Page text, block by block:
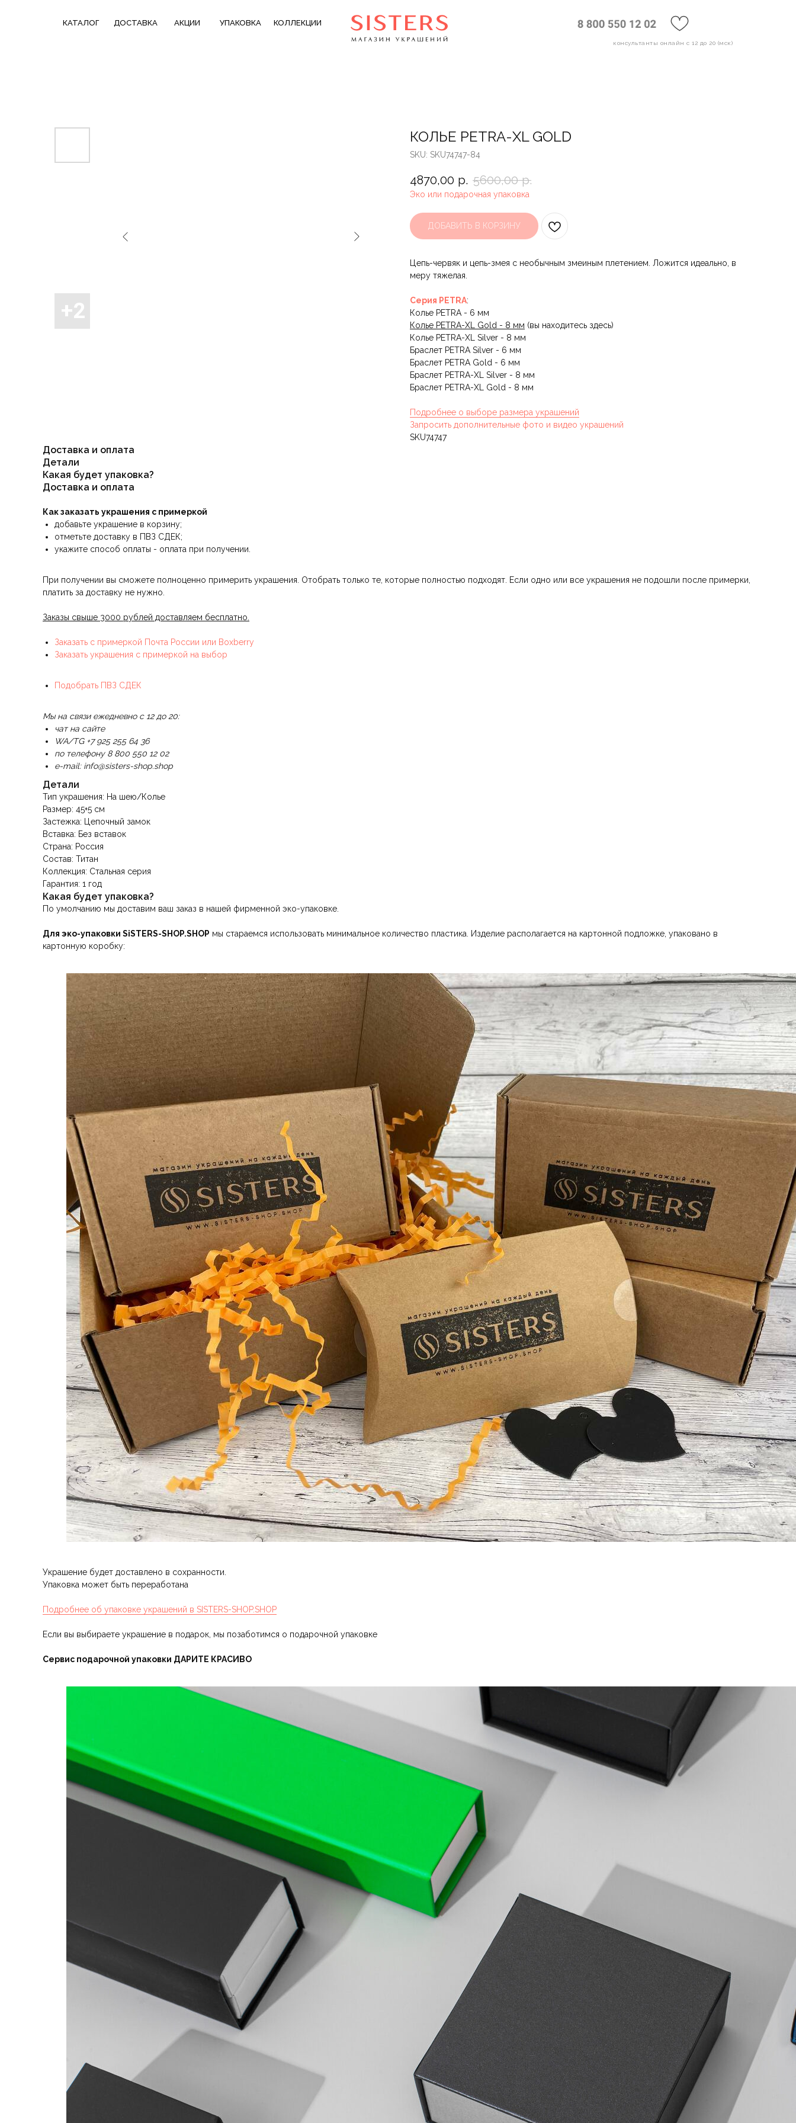
КАТАЛОГ УПАКОВКА КОЛЛЕКЦИИ
ДОСТАВКА
консультанты онлайн с 12 до 20 (мск)
АКЦИИ
КОЛЬЕ PETRA-XL GOLD
SKU: SKU74747-84
4870,00 р. 5600,00 р.
Эко или подарочная упаковка
ДОБАВИТЬ В КОРЗИНУ
Цепь-червяк и цепь-змея с необычным змеиным плетением. Ложится идеально, в
меру тяжелая.
Серия PETRA:
Колье PETRA - 6 мм
Колье PETRA-XL Gold - 8 мм (вы находитесь здесь)
Колье PETRA-XL Silver - 8 мм
Браслет PETRA Silver - 6 мм
Браслет PETRA Gold - 6 мм
Браслет PETRA-XL Silver - 8 мм
Браслет PETRA-XL Gold - 8 мм
Подробнее о выборе размера украшений
Запросить дополнительные фото и видео украшений
SKU74747
Доставка и оплата
Детали
Какая будет упаковка?
Доставка и оплата
Как заказать украшения с примеркой
добавьте украшение в корзину;
отметьте доставку в ПВЗ СДЕК;
укажите способ оплаты - оплата при получении.
При получении вы сможете полноценно примерить украшения. Отобрать только те, которые полностью подходят. Если одно или все украшения не подошли после примерки,
платить за доставку не нужно.
Заказы свыше 3000 рублей доставляем бесплатно.
Заказать с примеркой Почта России или Boxberry
Заказать украшения с примеркой на выбор
Подобрать ПВЗ СДЕК
Мы на связи ежедневно с 12 до 20:
чат на сайте
WA/TG +7 925 255 64 36
по телефону 8 800 550 12 02
e-mail: info@sisters-shop.shop
Детали
Тип украшения: На шею/Колье
Размер: 45+5 см
Застежка: Цепочный замок
Вставка: Без вставок
Страна: Россия
Состав: Титан
Коллекция: Стальная серия
Гарантия: 1 год
Какая будет упаковка?
По умолчанию мы доставим ваш заказ в нашей фирменной эко-упаковке.
Для эко-упаковки SiSTERS-SHOP.SHOP мы стараемся использовать минимальное количество пластика. Изделие располагается на картонной подложке, упаковано в
картонную коробку:
Украшение будет доставлено в сохранности.
Упаковка может быть переработана
Подробнее об упаковке украшений в SISTERS-SHOP.SHOP
Если вы выбираете украшение в подарок, мы позаботимся о подарочной упаковке
Сервис подарочной упаковки ДАРИТЕ КРАСИВО